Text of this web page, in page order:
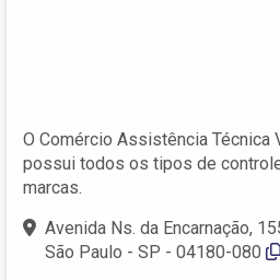
O Comércio Assistência Técnica
possui todos os tipos de
marcas.
Avenida Ns. da Encarnação,
São Paulo - SP - 04180-080